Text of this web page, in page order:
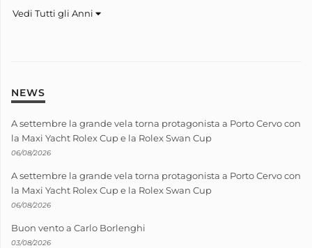
Vedi Tutti gli Anni
NEWS
A settembre la grande vela torna protagonista a Porto Cervo con
la Maxi Yacht Rolex Cup e la Rolex Swan Cup
06/08/2026
A settembre la grande vela torna protagonista a Porto Cervo con
la Maxi Yacht Rolex Cup e la Rolex Swan Cup
06/08/2026
Buon vento a Carlo Borlenghi
03/08/2026